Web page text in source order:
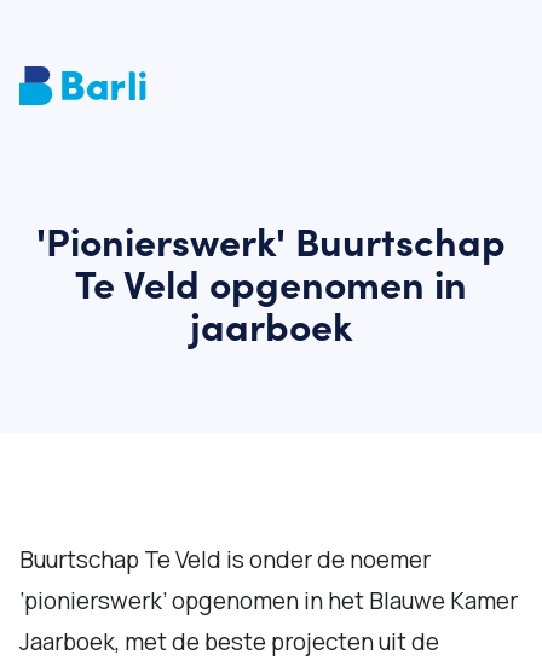
'Pionierswerk' Buurtschap
Te Veld opgenomen in
jaarboek
Buurtschap Te Veld is onder de noemer
‘pionierswerk’ opgenomen in het Blauwe Kamer
Jaarboek, met de beste projecten uit de